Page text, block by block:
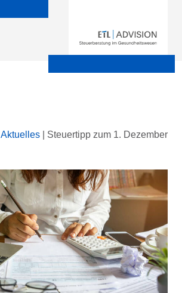
Aktuelles Steuertipp zum 1. Dezember